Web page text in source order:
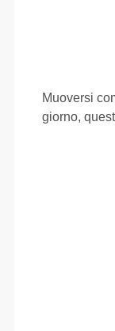
Muoversi
giorno,